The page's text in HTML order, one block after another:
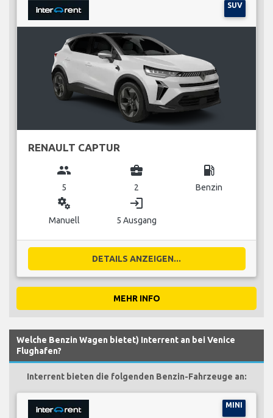
SUV
RENAULT CAPTUR
group
5
business_center
2
local_gas_station
Benzin
miscellaneous_services
Manuell
login
5 Ausgang
DETAILS ANZEIGEN...
MEHR INFO
Welche Benzin Wagen bietet) Interrent an bei Venice
Flughafen?
Interrent bieten die folgenden Benzin-Fahrzeuge an:
MINI